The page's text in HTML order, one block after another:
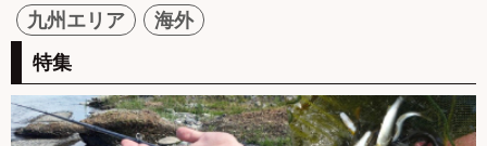
九州エリア
海外
特集